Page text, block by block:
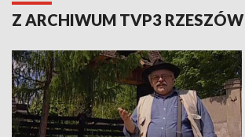
Z ARCHIWUM TVP3 RZESZÓW